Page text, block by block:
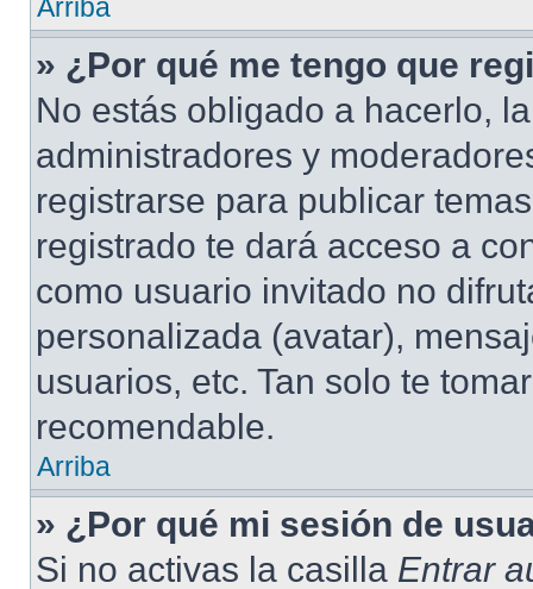
Arriba
» ¿Por qué me tengo que
No estás obligado a hacerlo,
administradores y
registrarse para publicar
registrado te dará acceso a
como usuario invitado no
personalizada (avatar),
usuarios, etc. Tan solo te
recomendable.
Arriba
» ¿Por qué mi sesión de
Si no activas la casilla Entrar